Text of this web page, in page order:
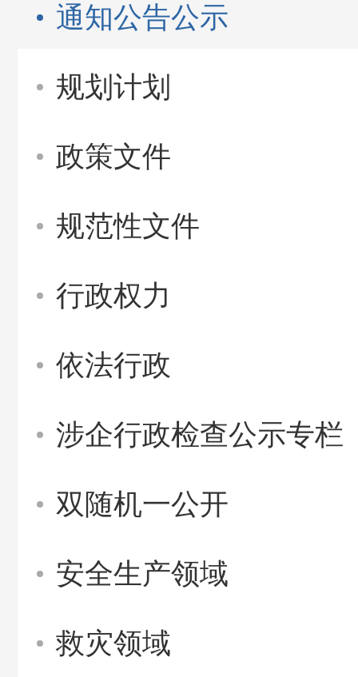
通知公告公示
规划计划
政策文件
规范性文件
行政权力
依法行政
涉企行政检查公示专栏
双随机一公开
安全生产领域
救灾领域